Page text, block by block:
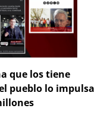
que los tiene
pueblo lo impulsa